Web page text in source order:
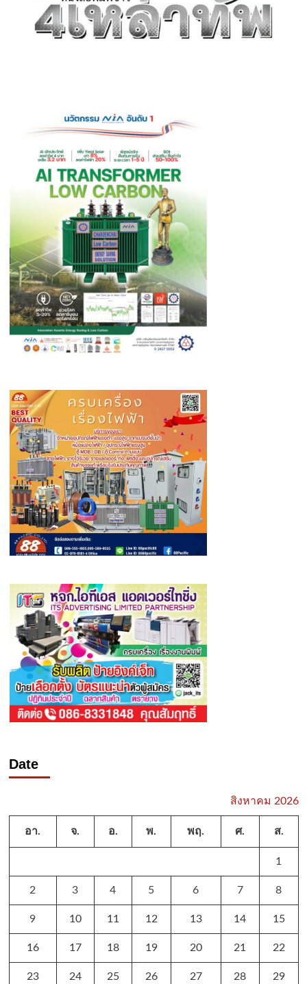
Date
สิงหาคม 2026
อา. จ. อ. พ. พฤ. ศ. ส.
1
2 3 4 5 6 7 8
9 10 11 12 13 14 15
16 17 18 19 20 21 22
23 24 25 26 27 28 29